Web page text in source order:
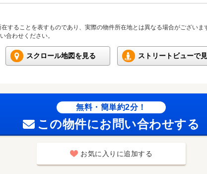
することを表すものであり、実際の物件所在地とは異なる場合がございま
合わせください。
スクロール地図を見る ストリートビューで
無料・簡単約2分！
この物件にお問い合わせする
お気に入りに追加する